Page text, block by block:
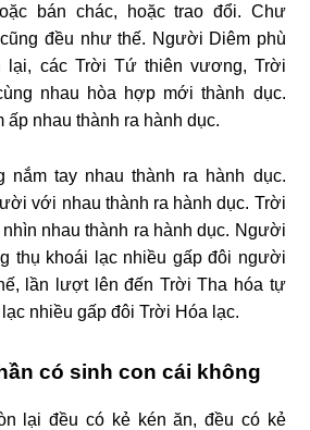
bán chác, hoặc trao đổi. Chư
đều như thế. Người Diêm phù
lại, các Trời Tứ thiên vương, Trời
nhau hòa hợp mới thành dục.
ấp nhau thành ra hành dục.
nắm tay nhau thành ra hành dục.
với nhau thành ra hành dục. Trời
nhau thành ra hành dục. Người
thụ khoái lạc nhiều gấp đôi người
lần lượt lên đến Trời Tha hóa tự
nhiều gấp đôi Trời Hóa lạc.
có sinh con cái không
lại đều có kẻ kén ăn, đều có kẻ